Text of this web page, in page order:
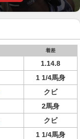
着差
1.14.8
1 1/4馬身
クビ
2馬身
クビ
1 1/4馬身